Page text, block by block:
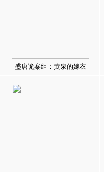
盛唐诡案组：黄泉的嫁衣